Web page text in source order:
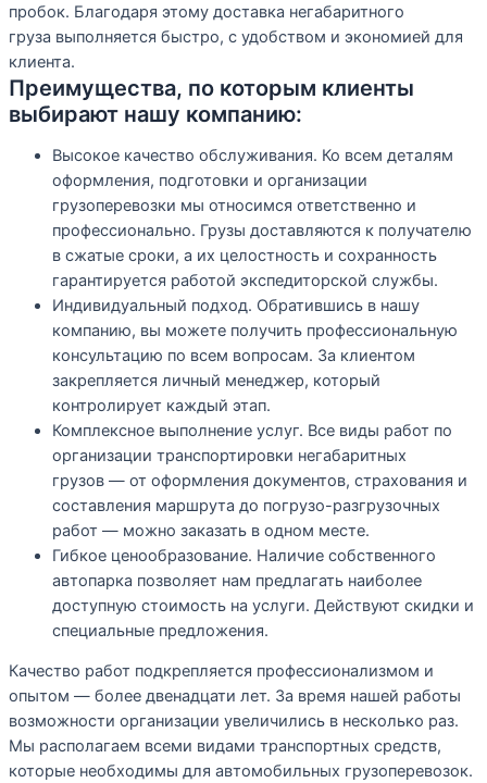
пробок. Благодаря этому доставка негабаритного
груза выполняется быстро, с удобством и экономией для
клиента.
Преимущества, по которым клиенты
выбирают нашу компанию:
Высокое качество обслуживания. Ко всем деталям
оформления, подготовки и организации
грузоперевозки мы относимся ответственно и
профессионально. Грузы доставляются к получателю
в сжатые сроки, а их целостность и сохранность
гарантируется работой экспедиторской службы.
Индивидуальный подход. Обратившись в нашу
компанию, вы можете получить профессиональную
консультацию по всем вопросам. За клиентом
закрепляется личный менеджер, который
контролирует каждый этап.
Комплексное выполнение услуг. Все виды работ по
организации транспортировки негабаритных
грузов — от оформления документов, страхования и
составления маршрута до погрузо-разгрузочных
работ — можно заказать в одном месте.
Гибкое ценообразование. Наличие собственного
автопарка позволяет нам предлагать наиболее
доступную стоимость на услуги. Действуют скидки и
специальные предложения.
Качество работ подкрепляется профессионализмом и
опытом — более двенадцати лет. За время нашей работы
возможности организации увеличились в несколько раз.
Мы располагаем всеми видами транспортных средств,
которые необходимы для автомобильных грузоперевозок.